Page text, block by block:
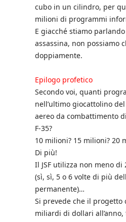
cubo in un cilindro, per
milioni di programmi
E giacché stiamo
assassina, non possiamo
doppiamente.
Epilogo profetico
Secondo voi, quanti
nell’ultimo giocattolino
aereo da combattimento
F-35?
10 milioni? 15 milioni? 20
Di più!
Il JSF utilizza non meno
(sì, sì, 5 o 6 volte di più
permanente)…
Si prevede che il progetto
miliardi di dollari